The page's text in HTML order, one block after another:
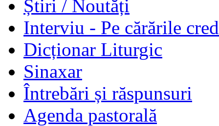
Știri / Noutăți
Interviu - Pe cărările
Dicționar Liturgic
Sinaxar
Întrebări și răspunsuri
Agenda pastorală